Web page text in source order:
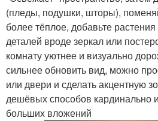
(пледы, подушки, шторы),
более тёплое, добавьте
деталей вроде зеркал или
комнату уютнее и визуально
сильнее обновить вид, можно
или двери и сделать акцентную
дешёвых способов кардинально
больших вложений